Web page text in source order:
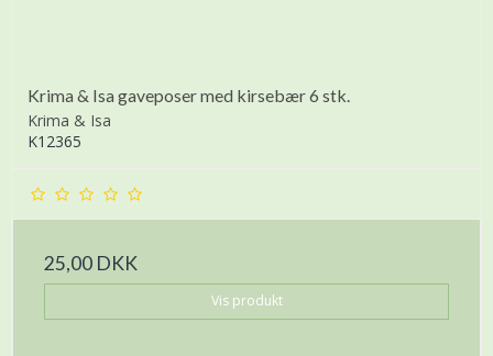
Krima & Isa gaveposer med kirsebær 6 stk.
Krima & Isa
K12365
25,00 DKK
Vis produkt